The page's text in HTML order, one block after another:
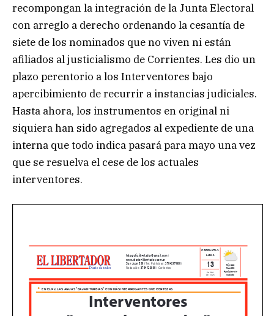
recompongan la integración de la Junta Electoral
con arreglo a derecho ordenando la cesantía de
siete de los nominados que no viven ni están
afiliados al justicialismo de Corrientes. Les dio un
plazo perentorio a los Interventores bajo
apercibimiento de recurrir a instancias judiciales.
Hasta ahora, los instrumentos en original ni
siquiera han sido agregados al expediente de una
interna que todo indica pasará para mayo una vez
que se resuelva el cese de los actuales
interventores.